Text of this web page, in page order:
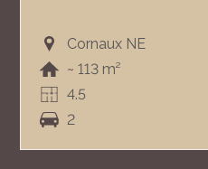
Cornaux NE
~ 113 m²
4.5
2